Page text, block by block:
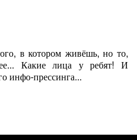
в котором живёшь, но то,
Какие лица у ребят! И
инфо-прессинга...